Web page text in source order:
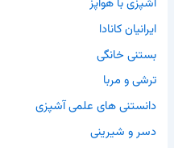
ایرانیان کانادا
بستنی خانگی
ترشی و مربا
دانستنی های علمی آشپزی
دسر و شیرینی